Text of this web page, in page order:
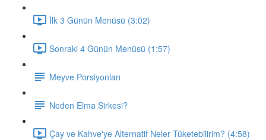
İlk 3 Günün Menüsü (3:02)
Sonraki 4 Günün Menüsü (1:57)
Meyve Porsiyonları
Neden Elma Sirkesi?
Çay ve Kahve'ye Alternatif Neler Tüketebilirim? (4:58)